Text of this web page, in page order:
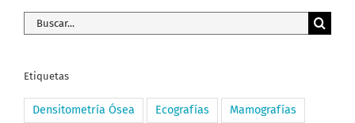
Buscar:
Etiquetas
Densitometría Ósea Ecografías Mamografías